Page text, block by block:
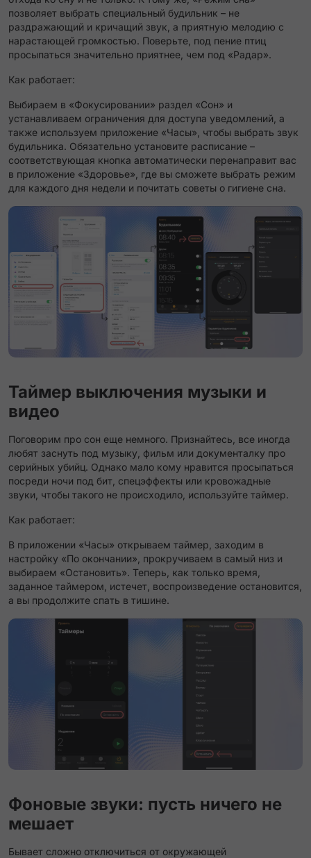
позволяет выбрать специальный будильник – не
раздражающий и кричащий звук, а приятную мелодию с
нарастающей громкостью. Поверьте, под пение птиц
просыпаться значительно приятнее, чем под «Радар».
Как работает:
Выбираем в «Фокусировании» раздел «Сон» и
устанавливаем ограничения для доступа уведомлений, а
также используем приложение «Часы», чтобы выбрать звук
будильника. Обязательно установите расписание –
соответствующая кнопка автоматически перенаправит вас
в приложение «Здоровье», где вы сможете выбрать режим
для каждого дня недели и почитать советы о гигиене сна.
Таймер выключения музыки и
видео
Поговорим про сон еще немного. Признайтесь, все иногда
любят заснуть под музыку, фильм или документалку про
серийных убийц. Однако мало кому нравится просыпаться
посреди ночи под бит, спецэффекты или кровожадные
звуки, чтобы такого не происходило, используйте таймер.
Как работает:
В приложении «Часы» открываем таймер, заходим в
настройку «По окончании», прокручиваем в самый низ и
выбираем «Остановить». Теперь, как только время,
заданное таймером, истечет, воспроизведение остановится,
а вы продолжите спать в тишине.
Фоновые звуки: пусть ничего не
мешает
Бывает сложно отключиться от окружающей